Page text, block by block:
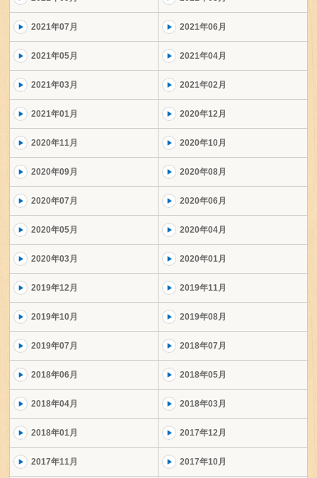
2021年07月 2021年06月
2021年05月 2021年04月
2021年03月 2021年02月
2021年01月 2020年12月
2020年11月 2020年10月
2020年09月 2020年08月
2020年07月 2020年06月
2020年05月 2020年04月
2020年03月 2020年01月
2019年12月 2019年11月
2019年10月 2019年08月
2019年07月 2018年07月
2018年06月 2018年05月
2018年04月 2018年03月
2018年01月 2017年12月
2017年11月 2017年10月